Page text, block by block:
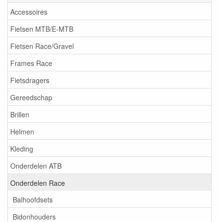
Accessoires
Fietsen MTB/E-MTB
Fietsen Race/Gravel
Frames Race
Fietsdragers
Gereedschap
Brillen
Helmen
Kleding
Onderdelen ATB
Onderdelen Race
Balhoofdsets
Bidonhouders